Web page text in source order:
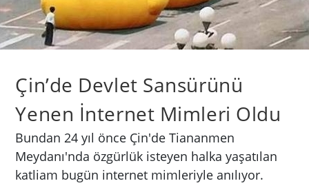
Çin’de Devlet Sansürünü
Yenen İnternet Mimleri Oldu
Bundan 24 yıl önce Çin'de Tiananmen
Meydanı'nda özgürlük isteyen halka yaşatılan
katliam bugün internet mimleriyle anılıyor.